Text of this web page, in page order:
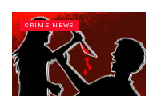
CRIME NEWS